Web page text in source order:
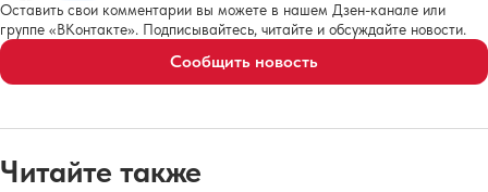
Оставить свои комментарии вы можете в нашем Дзен-канале или
группе «ВКонтакте». Подписывайтесь, читайте и обсуждайте новости.
Сообщить новость
Читайте также